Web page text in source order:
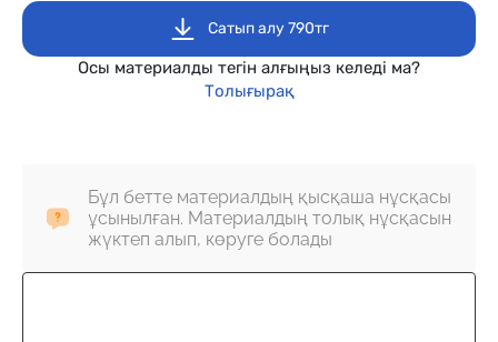
Сатып алу 790тг
Осы материалды тегін алғыңыз келеді ма?
Толығырақ
Бұл бетте материалдың қысқаша нұсқасы
ұсынылған. Материалдың толық нұсқасын
жүктеп алып, көруге болады